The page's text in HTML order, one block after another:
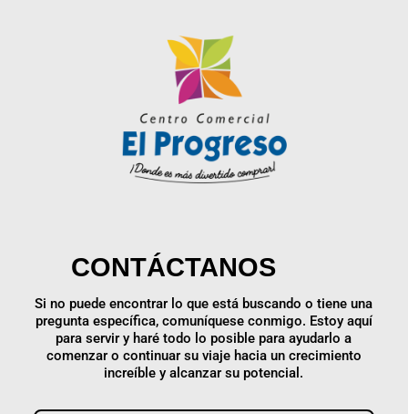
CONTÁCTANOS
Si no puede encontrar lo que está buscando o tiene una
pregunta específica, comuníquese conmigo. Estoy aquí
para servir y haré todo lo posible para ayudarlo a
comenzar o continuar su viaje hacia un crecimiento
increíble y alcanzar su potencial.